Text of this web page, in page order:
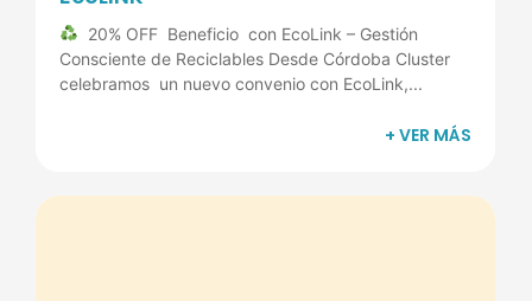
20% OFF Beneficio con EcoLink – Gestión
Consciente de Reciclables Desde Córdoba Cluster
celebramos un nuevo convenio con EcoLink,...
+ VER MÁS